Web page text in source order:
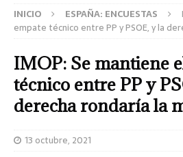
INICIO ESPAÑA: ENCUESTAS
empate técnico entre PP y PSOE, y la
IMOP: Se mantiene
técnico entre PP y
derecha rondaría la
13 octubre, 2021